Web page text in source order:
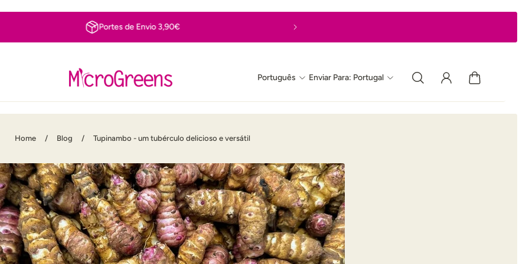
Portes de Envio 3,90€
Português Enviar Para: Portugal
Home / Blog / Tupinambo - um tubérculo delicioso e versátil